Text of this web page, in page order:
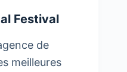
Festival
de
meilleures